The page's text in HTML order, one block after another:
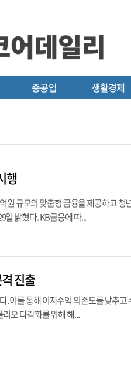
중공업 생활경제
행
원 규모의 맞춤형 금융을 제공하고 청
일 밝혔다. KB금융에 따...
진출
이를 통해 이자수익 의존도를 낮추고
오 다각화를 위해 해...